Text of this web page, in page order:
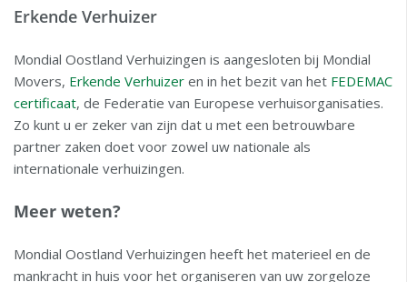
Erkende Verhuizer
Mondial Oostland Verhuizingen is aangesloten bij Mondial
Movers, Erkende Verhuizer en in het bezit van het FEDEMAC
certificaat, de Federatie van Europese verhuisorganisaties.
Zo kunt u er zeker van zijn dat u met een betrouwbare
partner zaken doet voor zowel uw nationale als
internationale verhuizingen.
Meer weten?
Mondial Oostland Verhuizingen heeft het materieel en de
mankracht in huis voor het organiseren van uw zorgeloze